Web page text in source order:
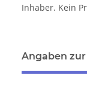
Inhaber. Kein
Angaben